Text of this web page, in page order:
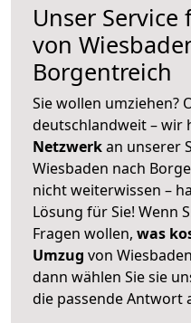
Unser
von
Borgentreich
Sie wollen umziehen?
deutschlandweit – wir
Netzwerkan unserer
Wiesbaden nach
nicht weiterwissen –
Lösung für Sie! Wenn
Fragen wollen, was
Umzug von
dann wählen Sie sie
die passende Antwort